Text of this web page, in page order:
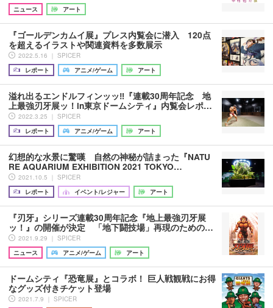
ニュース
アート
『ゴールデンカムイ展』プレス内覧会に潜入 120点
を超えるイラストや関連資料を多数展示
2022.5.16 ｜ SPICER
レポート
アニメ/ゲーム アート
溢れ出るエンドルフィンッッ‼︎『連載30周年記念 地
上最強刃牙展ッ！in東京ドームシティ』内覧会レポ…
2022.3.25 ｜ SPICER
レポート
アニメ/ゲーム アート
幻想的な水景に驚嘆 自然の神秘が詰まった『NATU
RE AQUARIUM EXHIBITION 2021 TOKYO…
2021.10.5 ｜ SPICER
レポート
イベント/レジャー アート
『刃牙』シリーズ連載30周年記念『地上最強刃牙展
ッ！』の開催が決定 「地下闘技場」再現のための…
2021.9.29 ｜ SPICER
ニュース
アニメ/ゲーム アート
ドームシティ『恐竜展』とコラボ！ 巨人戦観戦にお得
なグッズ付きチケット登場
2021.7.9 ｜ SPICER